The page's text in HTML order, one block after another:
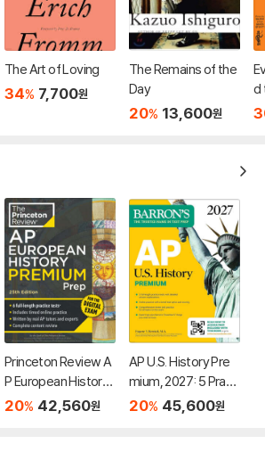
The Art of Loving
34% 7,700원
The Remains of the
Day
20% 13,600원
d
Princeton Review A
P European History
Premium Prep, 25th
20% 42,560원
AP U.S. History Pre
mium, 2027: 5 Practi
ce Tests + Compre
20% 45,600원